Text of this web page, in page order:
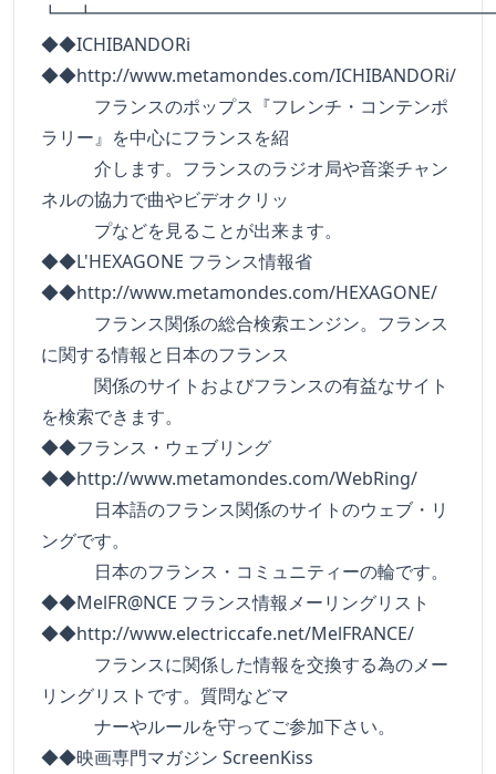
◆◆ICHIBANDORi
◆◆http://www.metamondes.com/ICHIBANDORi/
フランスのポップス『フレンチ・コンテンポ
ラリー』を中心にフランスを紹
介します。フランスのラジオ局や音楽チャン
ネルの協力で曲やビデオクリッ
プなどを見ることが出来ます。
◆◆L'HEXAGONE フランス情報省
◆◆http://www.metamondes.com/HEXAGONE/
フランス関係の総合検索エンジン。フランス
に関する情報と日本のフランス
関係のサイトおよびフランスの有益なサイト
を検索できます。
◆◆フランス・ウェブリング
◆◆http://www.metamondes.com/WebRing/
日本語のフランス関係のサイトのウェブ・リ
ングです。
日本のフランス・コミュニティーの輪です。
◆◆MelFR@NCE フランス情報メーリングリスト
◆◆http://www.electriccafe.net/MelFRANCE/
フランスに関係した情報を交換する為のメー
リングリストです。質問などマ
ナーやルールを守ってご参加下さい。
◆◆映画専門マガジン ScreenKiss